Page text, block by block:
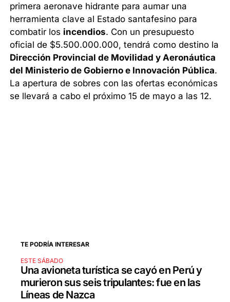
primera aeronave hidrante para aumar una
herramienta clave al Estado santafesino para
combatir los incendios. Con un presupuesto
oficial de $5.500.000.000, tendrá como destino la
Dirección Provincial de Movilidad y Aeronáutica
del Ministerio de Gobierno e Innovación Pública.
La apertura de sobres con las ofertas económicas
se llevará a cabo el próximo 15 de mayo a las 12.
TE PODRÍA INTERESAR
ESTE SÁBADO
Una avioneta turística se cayó en Perú y
murieron sus seis tripulantes: fue en las
Líneas de Nazca